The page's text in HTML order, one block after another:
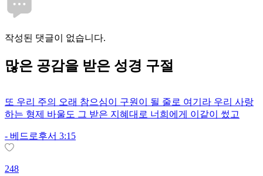
작성된 댓글이 없습니다.
많은 공감을 받은 성경 구절
또 우리 주의 오래 참으심이 구원이 될 줄로 여기라 우리 사랑
하는 형제 바울도 그 받은 지혜대로 너희에게 이같이 썼고
- 베드로후서 3:15
248